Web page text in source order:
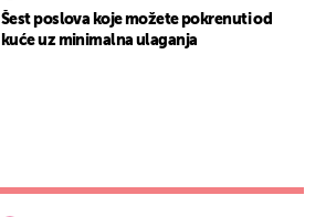
Šest poslova koje možete pokrenuti od
kuće uz minimalna ulaganja